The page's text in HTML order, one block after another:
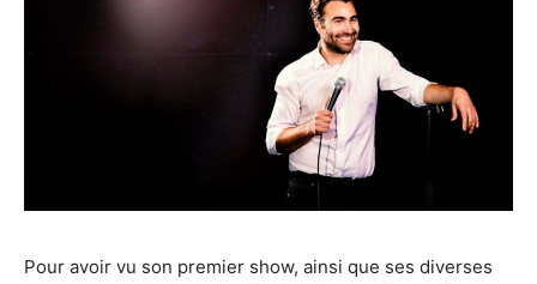
Pour avoir vu son premier show, ainsi que ses diverses